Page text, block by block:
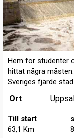
Hem för studenter
hittat några
Sveriges fjärde stad.
Ort
Till start
63,1 Km
8